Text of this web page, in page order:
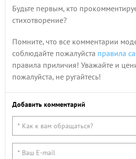
Будьте первым, кто
стихотворение?
Помните, что все комментарии
соблюдайте пожалуйста правила
правила приличия! Уважайте и
пожалуйста, не ругайтесь!
Добавить комментарий